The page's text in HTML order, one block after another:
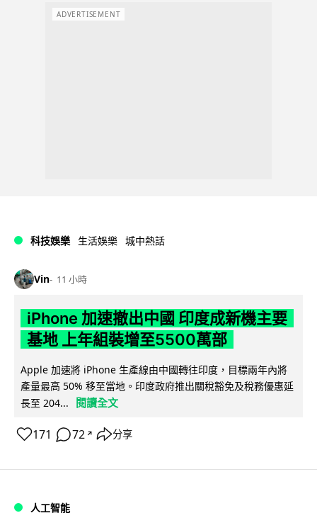
ADVERTISEMENT
科技娛樂 生活娛樂 城中熱話
Vin 11 小時
iPhone 加速撤出中國 印度成新機主要
基地 上年組裝增至5500萬部
Apple 加速將 iPhone 生產線由中國轉往印度，目標兩年內將
產量最高 50% 移至當地。印度政府推出關稅豁免及稅務優惠延
長至 204...
閱讀全文
171 72 ↗ 分享
人工智能